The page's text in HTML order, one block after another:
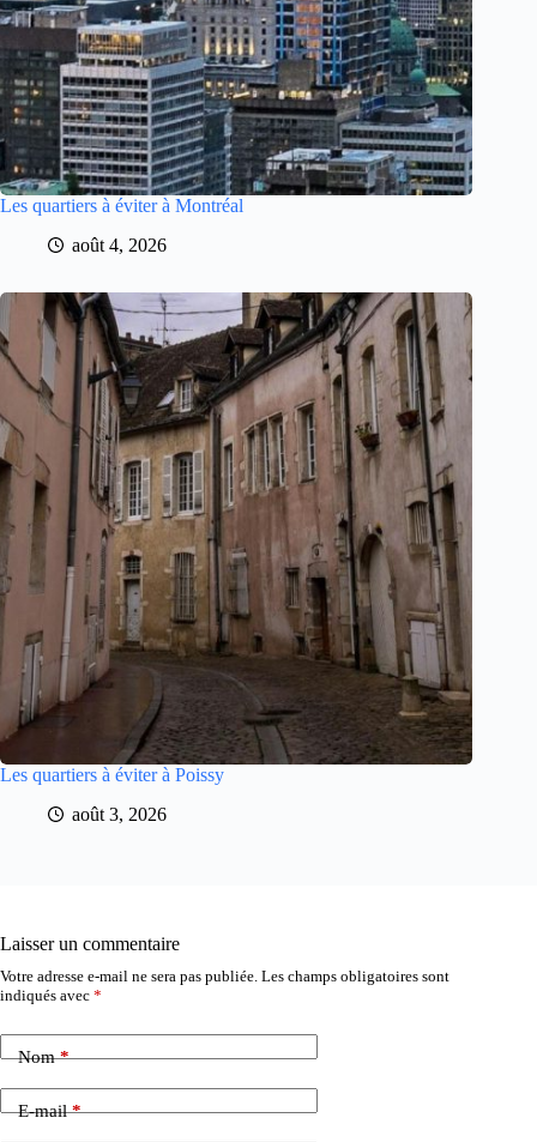
Les quartiers à éviter à Montréal
août 4, 2026
Les quartiers à éviter à Poissy
août 3, 2026
Laisser un commentaire
Votre adresse e-mail ne sera pas publiée. Les champs obligatoires sont
indiqués avec *
Nom*
E-mail*